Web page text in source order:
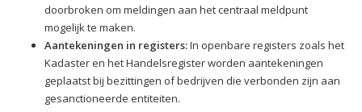
doorbroken om meldingen aan het centraal meldpunt
mogelijk te maken.
Aantekeningen in registers:In openbare registers zoals het
Kadaster en het Handelsregister worden aantekeningen
geplaatst bij bezittingen of bedrijven die verbonden zijn aan
gesanctioneerde entiteiten.